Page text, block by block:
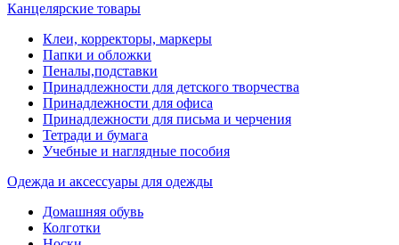
Канцелярские товары
Клеи, корректоры, маркеры
Папки и обложки
Пеналы,подставки
Принадлежности для детского творчества
Принадлежности для офиса
Принадлежности для письма и черчения
Тетради и бумага
Учебные и наглядные пособия
Одежда и аксессуары для одежды
Домашняя обувь
Колготки